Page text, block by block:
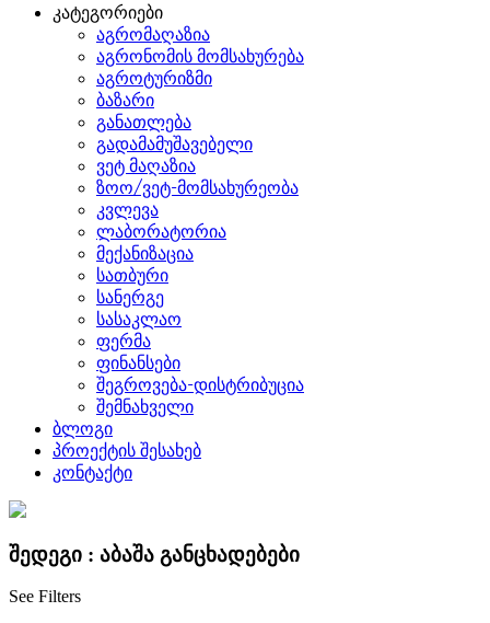
კატეგორიები
აგრომაღაზია
აგრონომის მომსახურება
აგროტურიზმი
ბაზარი
განათლება
გადამამუშავებელი
ვეტ მაღაზია
ზოო/ვეტ-მომსახურეობა
კვლევა
ლაბორატორია
მექანიზაცია
სათბური
სანერგე
სასაკლაო
ფერმა
ფინანსები
შეგროვება-დისტრიბუცია
შემნახველი
ბლოგი
პროექტის შესახებ
კონტაქტი
შედეგი : აბაშა განცხადებები
See Filters